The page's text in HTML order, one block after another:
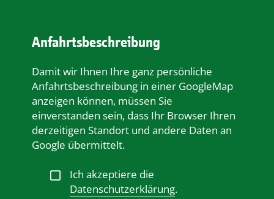
Anfahrtsbeschreibung
Damit wir Ihnen Ihre ganz persönliche
Anfahrtsbeschreibung in einer GoogleMap
anzeigen können, müssen Sie
einverstanden sein, dass Ihr Browser Ihren
derzeitigen Standort und andere Daten an
Google übermittelt.
Ich akzeptiere die
Datenschutzerklärung.